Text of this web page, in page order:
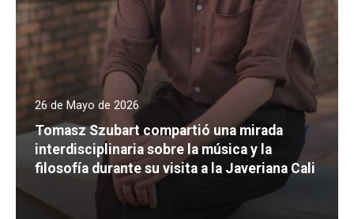
26 de Mayo de 2026
Tomasz Szubart compartió una mirada
interdisciplinaria sobre la música y la
filosofía durante su visita a la Javeriana Cali